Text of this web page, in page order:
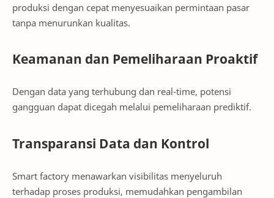
produksi dengan cepat menyesuaikan permintaan pasar
tanpa menurunkan kualitas.
Keamanan dan Pemeliharaan Proaktif
Dengan data yang terhubung dan real-time, potensi
gangguan dapat dicegah melalui pemeliharaan prediktif.
Transparansi Data dan Kontrol
Smart factory menawarkan visibilitas menyeluruh
terhadap proses produksi, memudahkan pengambilan